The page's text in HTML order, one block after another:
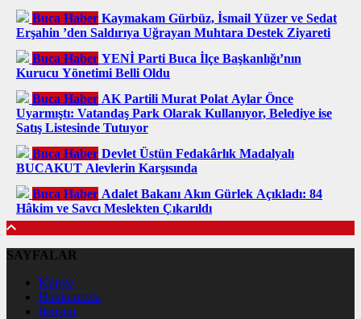
Buca Haber Kaymakam Gürbüz, İsmail Yüzer ve Sedat
Erşahin ’den Saldırıya Uğrayan Muhtara Destek Ziyareti
Buca Haber YENİ Parti Buca İlçe Başkanlığı’nın
Kurucu Yönetimi Belli Oldu
Buca Haber AK Partili Murat Polat Aylar Önce
Uyarmıştı: Vatandaş Park Olarak Kullanıyor, Belediye ise
Satış Listesinde Tutuyor
Buca Haber Devlet Üstün Fedakârlık Madalyalı
BUCAKUT Alevlerin Karşısında
Buca Haber Adalet Bakanı Akın Gürlek Açıkladı: 84
Hâkim ve Savcı Meslekten Çıkarıldı
SAYFALAR
Künye
Hakkımızda
İletişim